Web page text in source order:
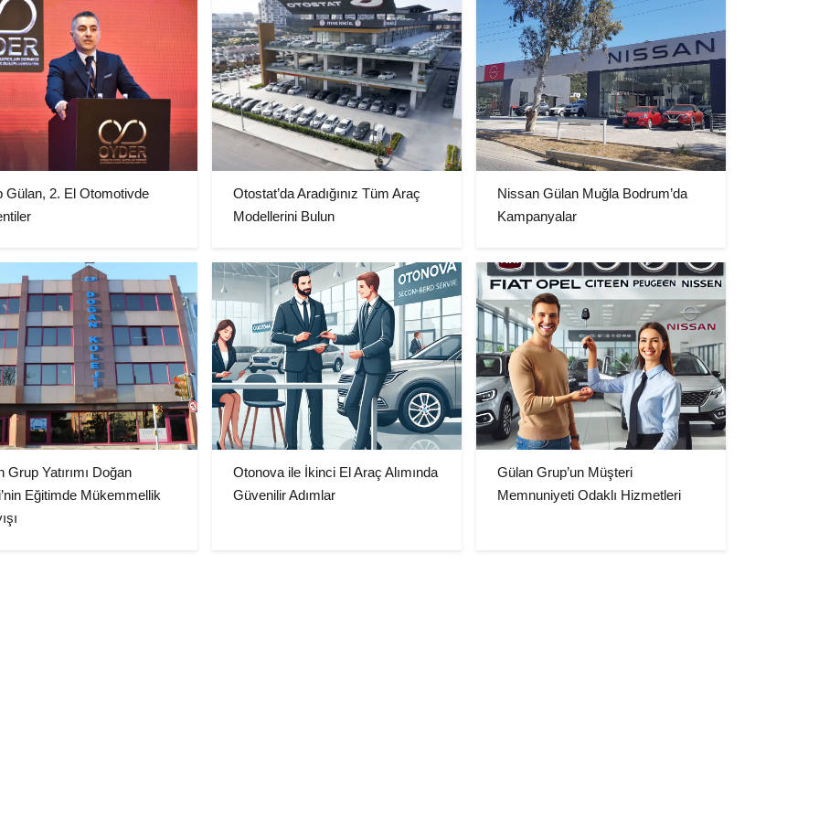
Gülan, 2. El Otomotivde
Otostat’da Aradığınız Tüm Araç
Modellerini Bulun
Nissan Gülan Muğla Bodrum’da
Kampanyalar
Grup Yatırımı Doğan
Eğitimde Mükemmellik
Otonova ile İkinci El Araç Alımında
Güvenilir Adımlar
Gülan Grup’un Müşteri
Memnuniyeti Odaklı Hizmetleri